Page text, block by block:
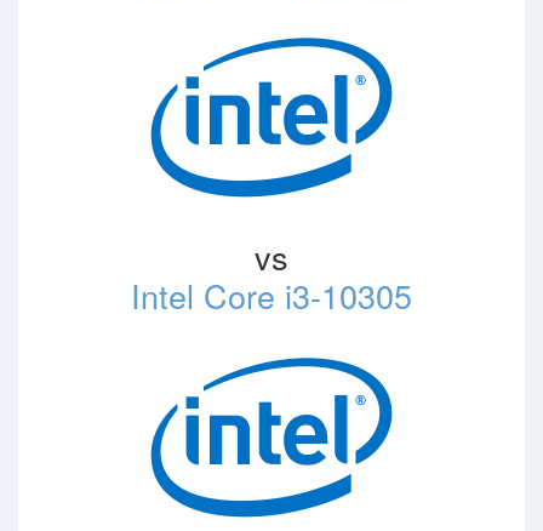
vs
Intel Core i3-10305